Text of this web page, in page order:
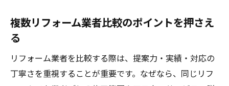
複数リフォーム業者比較のポイントを押さえ
る
リフォーム業者を比較する際は、提案力・実績・対応の
丁寧さを重視することが重要です。なぜなら、同じリフ